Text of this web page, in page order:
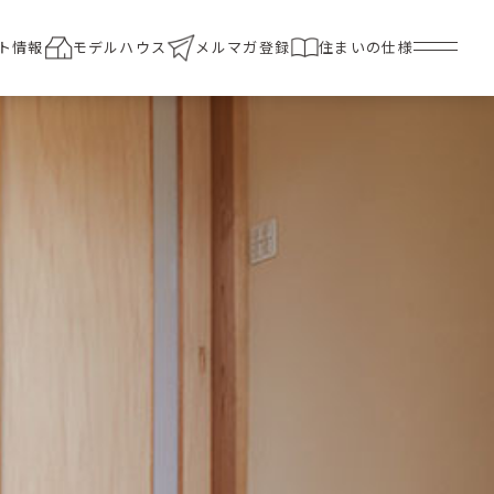
情報 モデルハウス メルマガ登録 住まいの仕様